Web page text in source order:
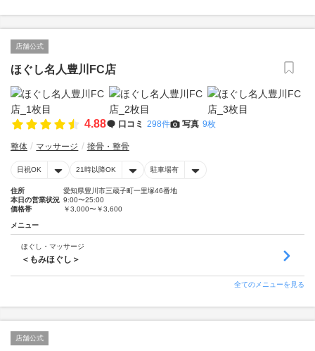
店舗公式
ほぐし名人豊川FC店
4.88 口コミ 298件 写真 9枚
整体 マッサージ 接骨・整骨
日祝OK 21時以降OK 駐車場有
住所
愛知県豊川市三蔵子町一里塚46番地
本日の営業状況 9:00〜25:00
価格帯
￥3,000〜￥3,600
メニュー
ほぐし・マッサージ
＜もみほぐし＞
全てのメニューを見る
店舗公式